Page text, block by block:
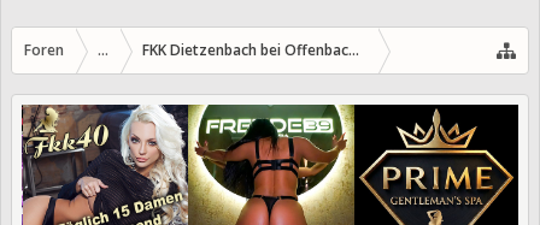
Foren ... FKK Dietzenbach bei Offenbach/Hessen